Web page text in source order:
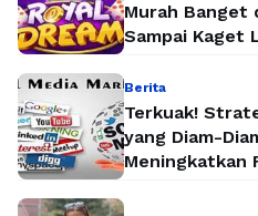
Murah Banget
Sampai Kaget
Berita
Terkuak!
yang Diam-
Meningkatkan